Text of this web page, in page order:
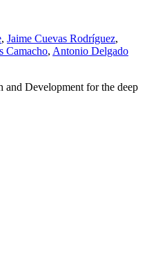
, Jaime Cuevas Rodríguez,
Camacho, Antonio Delgado
and Development for the deep